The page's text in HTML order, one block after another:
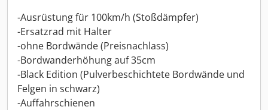
-Ausrüstung für 100km/h (Stoßdämpfer)
-Ersatzrad mit Halter
-ohne Bordwände (Preisnachlass)
-Bordwanderhöhung auf 35cm
-Black Edition (Pulverbeschichtete Bordwände und
Felgen in schwarz)
-Auffahrschienen